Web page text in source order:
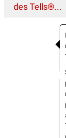
des Tells®...